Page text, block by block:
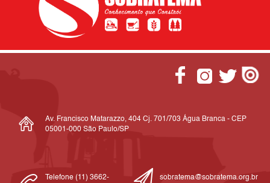
Av. Francisco Matarazzo, 404 Cj. 701/703 Água Branca - CEP
05001-000 São Paulo/SP
Telefone (11) 3662- sobratema@sobratema.org.br